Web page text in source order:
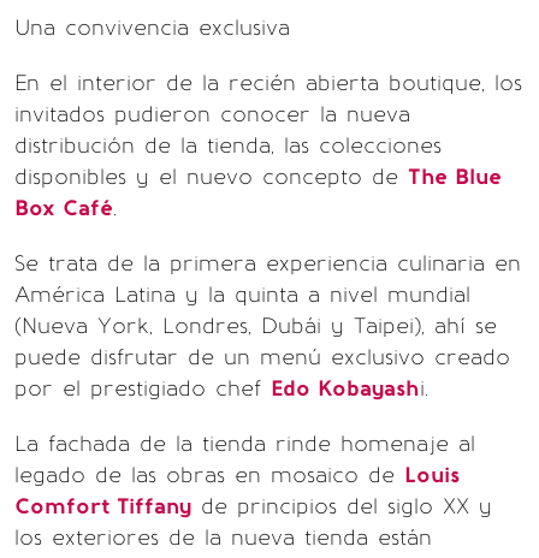
Una convivencia exclusiva
En el interior de la recién abierta boutique, los
invitados pudieron conocer la nueva
distribución de la tienda, las colecciones
disponibles y el nuevo concepto de The Blue
Box Café.
Se trata de la primera experiencia culinaria en
América Latina y la quinta a nivel mundial
(Nueva York, Londres, Dubái y Taipei), ahí se
puede disfrutar de un menú exclusivo creado
por el prestigiado chef Edo Kobayashi.
La fachada de la tienda rinde homenaje al
legado de las obras en mosaico de Louis
Comfort Tiffany de principios del siglo XX y
los exteriores de la nueva tienda están